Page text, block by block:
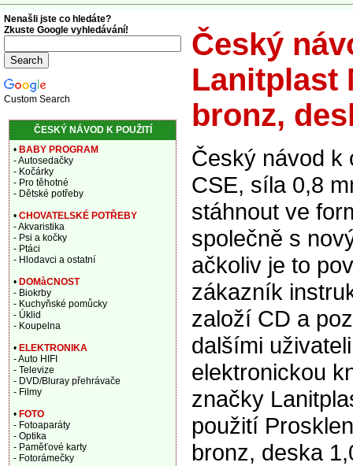
Český
Lanitplast
bronz,
Český návod k
CSE, síla 0,8
stáhnout ve
společně s
ačkoliv je to
zákazník
založí CD a
dalšími
elektronickou
značky
použití
bronz, deska
Nenašli jste co hledáte?
Zkuste Google vyhledávání!
Custom Search
ČESKÝ NÁVOD K POUŽITÍ
• BABY PROGRAM
- Autosedačky
- Kočárky
- Pro těhotné
- Dětské potřeby
• CHOVATELSKÉ POTŘEBY
- Akvaristika
- Psi a kočky
- Ptáci
- Hlodavci a ostatní
• DOMàCNOST
- Biokrby
- Kuchyňské pomůcky
- Úklid
- Koupelna
• ELEKTRONIKA
- Auto HIFI
- Televize
- DVD/Bluray přehrávače
- Filmy
• FOTO
- Fotoaparáty
- Optika
- Paměťové karty
- Fotorámečky